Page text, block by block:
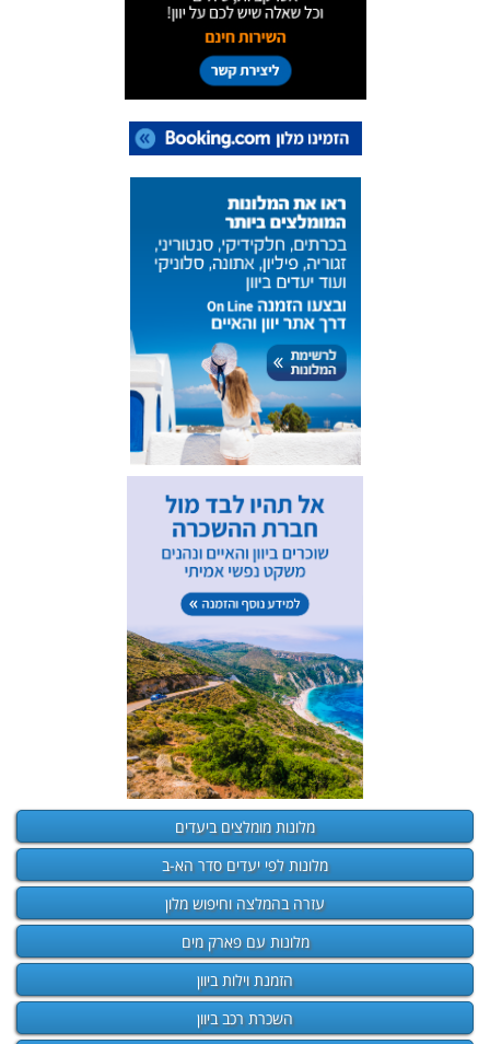
מלונות מומלצים ביעדים
מלונות לפי יעדים סדר הא-ב
עזרה בהמלצה וחיפוש מלון
מלונות עם פארק מים
הזמנת וילות ביוון
השכרת רכב ביוון